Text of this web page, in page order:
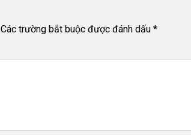
Các trường bắt buộc được đánh dấu *